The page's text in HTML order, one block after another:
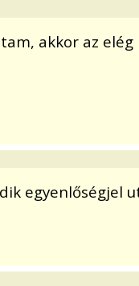
akkor az elég
egyenlőségjel